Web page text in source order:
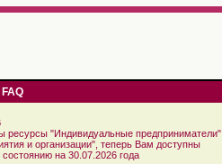
FAQ
ресурсы "Индивидуальные предприниматели"
и организации", теперь Вам доступны
на 30.07.2026 года